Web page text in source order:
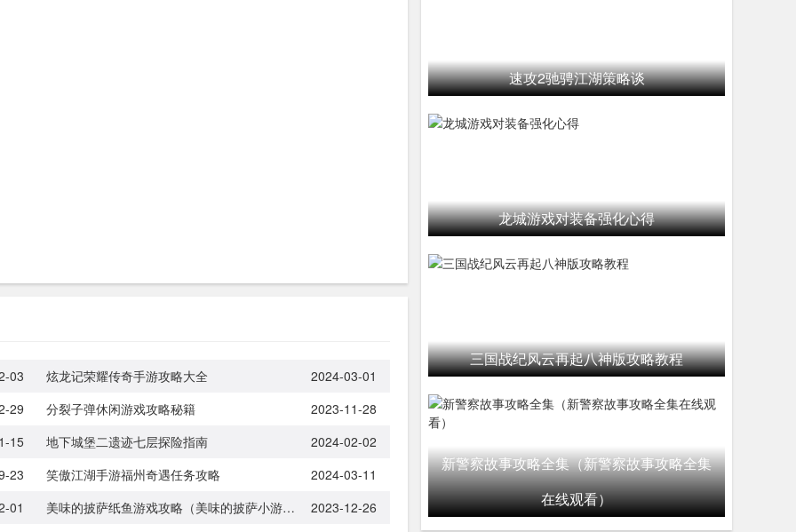
03 炫龙记荣耀传奇手游攻略大全
2024-03-01
29
分裂子弹休闲游戏攻略秘籍
2023-11-28
15
地下城堡二遗迹七层探险指南
2024-02-02
23
笑傲江湖手游福州奇遇任务攻略
2024-03-11
01
美味的披萨纸鱼游戏攻略（美味的披萨小游戏） 2023-12-26
速攻2驰骋江湖策略谈
龙城游戏对装备强化心得
三国战纪风云再起八神版攻略教程
新警察故事攻略全集（新警察故事攻略全集
在线观看）